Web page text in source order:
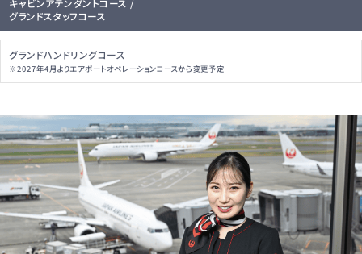
キャビンアテンダントコース /
グランドスタッフコース
グランドハンドリングコース
※2027年4月よりエアポートオペレーションコースから変更予定